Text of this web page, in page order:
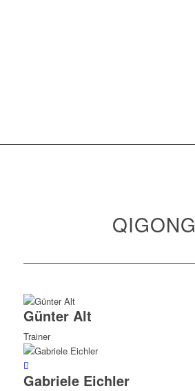
QIGONG
Günter Alt
Trainer
Gabriele Eichler